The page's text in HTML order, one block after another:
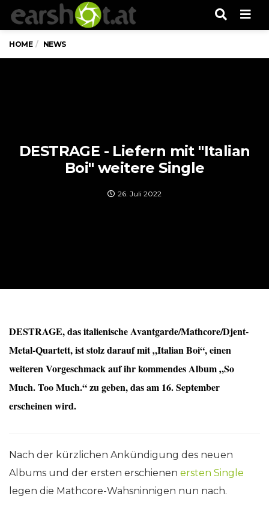
HOME NEWS
DESTRAGE - Liefern mit "Italian
Boi" weitere Single
26. Juli 2022
DESTRAGE, das italienische Avantgarde/Mathcore/Djent-
Metal-Quartett, ist stolz darauf mit „Italian Boi“, einen
weiteren Vorgeschmack auf ihr kommendes Album „So
Much. Too Much.“ zu geben, das am 16. September
erscheinen wird.
Nach der kürzlichen Ankündigung des neuen
Albums und der ersten erschienen ersten Single
legen die Mathcore-Wahsninnigen nun nach.